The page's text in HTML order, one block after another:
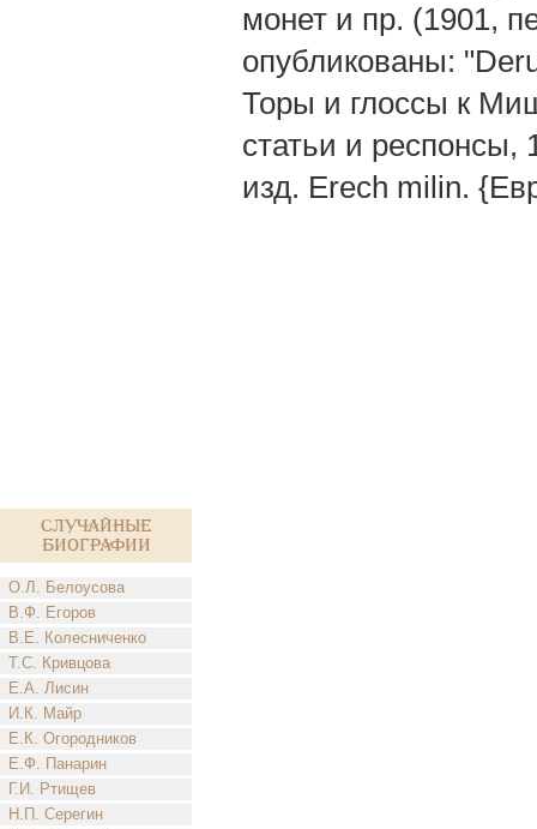
Случайные
биографии
О.Л. Белоусова
В.Ф. Егоров
В.Е. Колесниченко
Т.С. Кривцова
Е.А. Лисин
И.К. Майр
Е.К. Огородников
Е.Ф. Панарин
Г.И. Ртищев
Н.П. Серегин
монет и пр. (1901,
опубликованы:
Торы и глоссы к
статьи и
изд. Erech milin.